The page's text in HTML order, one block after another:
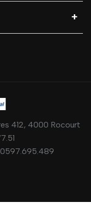
412, 4000 Rocourt
0597.695.489